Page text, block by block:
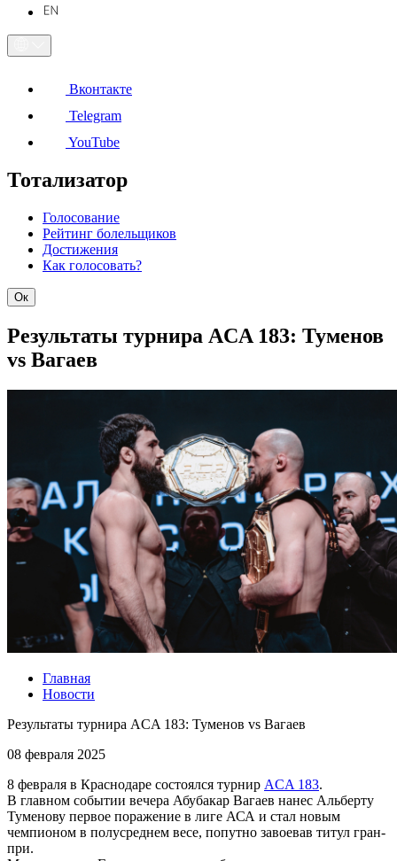
Вконтакте
Telegram
YouTube
Тотализатор
Голосование
Рейтинг болельщиков
Достижения
Как голосовать?
Ок
Результаты турнира ACA 183: Туменов
vs Вагаев
Главная
Новости
Результаты турнира ACA 183: Туменов vs Вагаев
08 февраля 2025
8 февраля в Краснодаре состоялся турнир ACA 183.
В главном событии вечера Абубакар Вагаев нанес Альберту
Туменову первое поражение в лиге АСА и стал новым
чемпионом в полусреднем весе, попутно завоевав титул гран-
при.